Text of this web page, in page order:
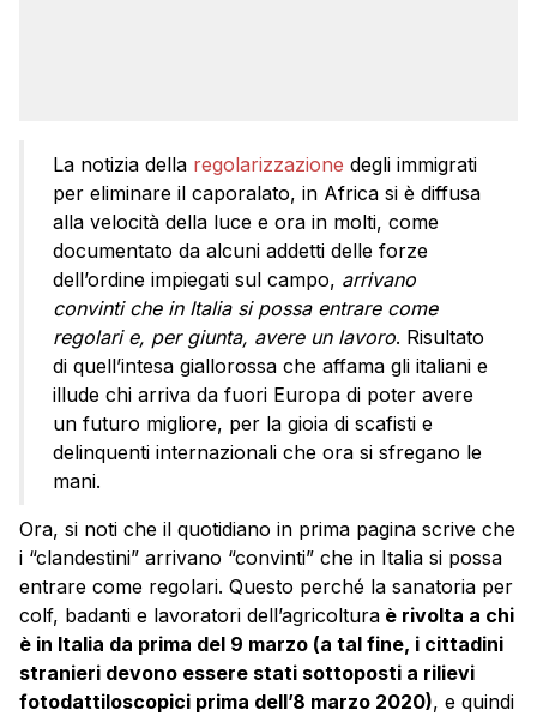
La notizia della regolarizzazione degli immigrati
per eliminare il caporalato, in Africa si è diffusa
alla velocità della luce e ora in molti, come
documentato da alcuni addetti delle forze
dell’ordine impiegati sul campo, arrivano
convinti che in Italia si possa entrare come
regolari e, per giunta, avere un lavoro. Risultato
di quell’intesa giallorossa che affama gli italiani e
illude chi arriva da fuori Europa di poter avere
un futuro migliore, per la gioia di scafisti e
delinquenti internazionali che ora si sfregano le
mani.
Ora, si noti che il quotidiano in prima pagina scrive che
i “clandestini” arrivano “convinti” che in Italia si possa
entrare come regolari. Questo perché la sanatoria per
colf, badanti e lavoratori dell’agricoltura è rivolta a chi
è in Italia da prima del 9 marzo (a tal fine, i cittadini
stranieri devono essere stati sottoposti a rilievi
fotodattiloscopici prima dell’8 marzo 2020), e quindi